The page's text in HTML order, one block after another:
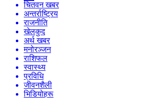
चितवन खबर
अन्तर्राष्ट्रिय
राजनीति
खेलकुद
अर्थ खबर
मनोरञ्जन
राशिफल
स्वास्थ्य
प्रविधि
जीवनशैली
भिडियोहरू